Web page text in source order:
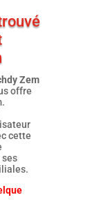
Zem
offre
cette
ses